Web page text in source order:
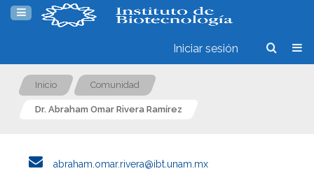
Iniciar sesión
Inicio Comunidad
Dr. Abraham Omar Rivera Ramírez
abraham.omar.rivera@ibt.unam.mx